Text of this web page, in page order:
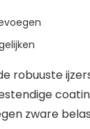
robuuste
zware